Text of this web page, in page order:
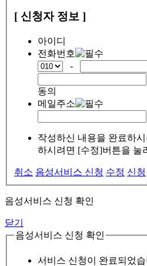
[ 신청자 정보 ]
아이디
전화번호
-
동의
메일주소
작성하신 내용을 완료하
하시려면 [수정]버튼을 눌
취소 음성서비스 신청 수정 신청
음성서비스 신청 확인
닫기
음성서비스 신청 확인
서비스 신청이 완료되었